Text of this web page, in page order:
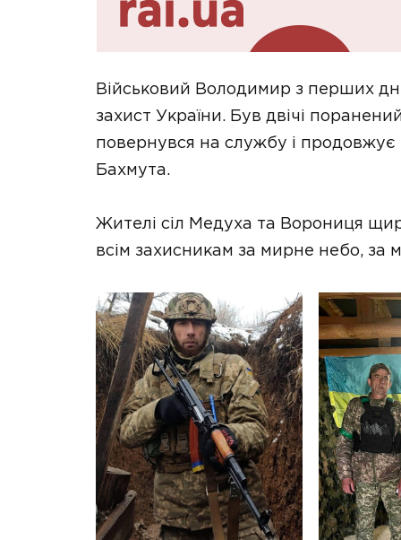
Військовий Володимир з перших
захист України. Був двічі
повернувся на службу і продовжує
Бахмута.
Жителі сіл Медуха та Ворониця
всім захисникам за мирне небо, за